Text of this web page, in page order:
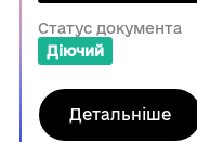
Статус документа
Діючий
Детальніше